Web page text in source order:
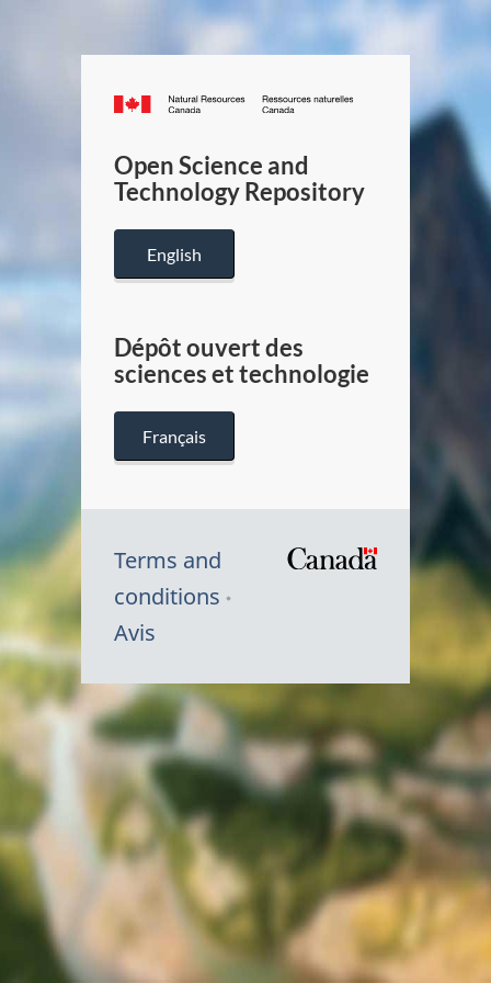
Canada.ca
/
Canada
Open Science and
Technology Repository
English
Dépôt ouvert des
sciences et technologie
Français
Terms and
conditions
Avis
Canada